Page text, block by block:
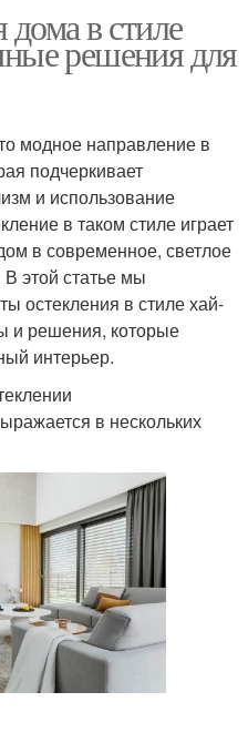
в стиле
решения для
модное направление в
подчеркивает
и использование
в таком стиле играет
в современное, светлое
этой статье мы
остекления в стиле хай-
и решения, которые
интерьер.
в нескольких